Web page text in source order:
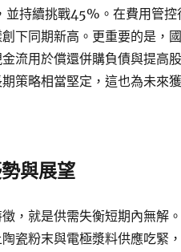
持續挑戰45%。在費用管控
下同期新高。更重要的是，
流用於償還併購負債與提高
策略相當堅定，這也為未來
與展望
，就是供需失衡短期內無解
瓷粉末與電極漿料供應吃緊